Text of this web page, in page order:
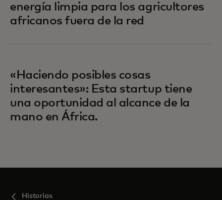
energía limpia para los agricultores
africanos fuera de la red
«Haciendo posibles cosas
interesantes»: Esta startup tiene
una oportunidad al alcance de la
mano en África.
Historias